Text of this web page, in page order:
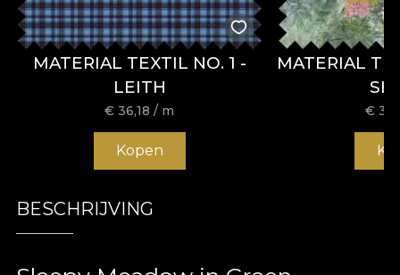
MATERIAL TEXTIL NO. 1 -
LEITH
€36,18 / m
Kopen
MATERIAL
€
BESCHRIJVING